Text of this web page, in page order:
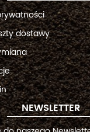
dostawy
NEWSLETTER